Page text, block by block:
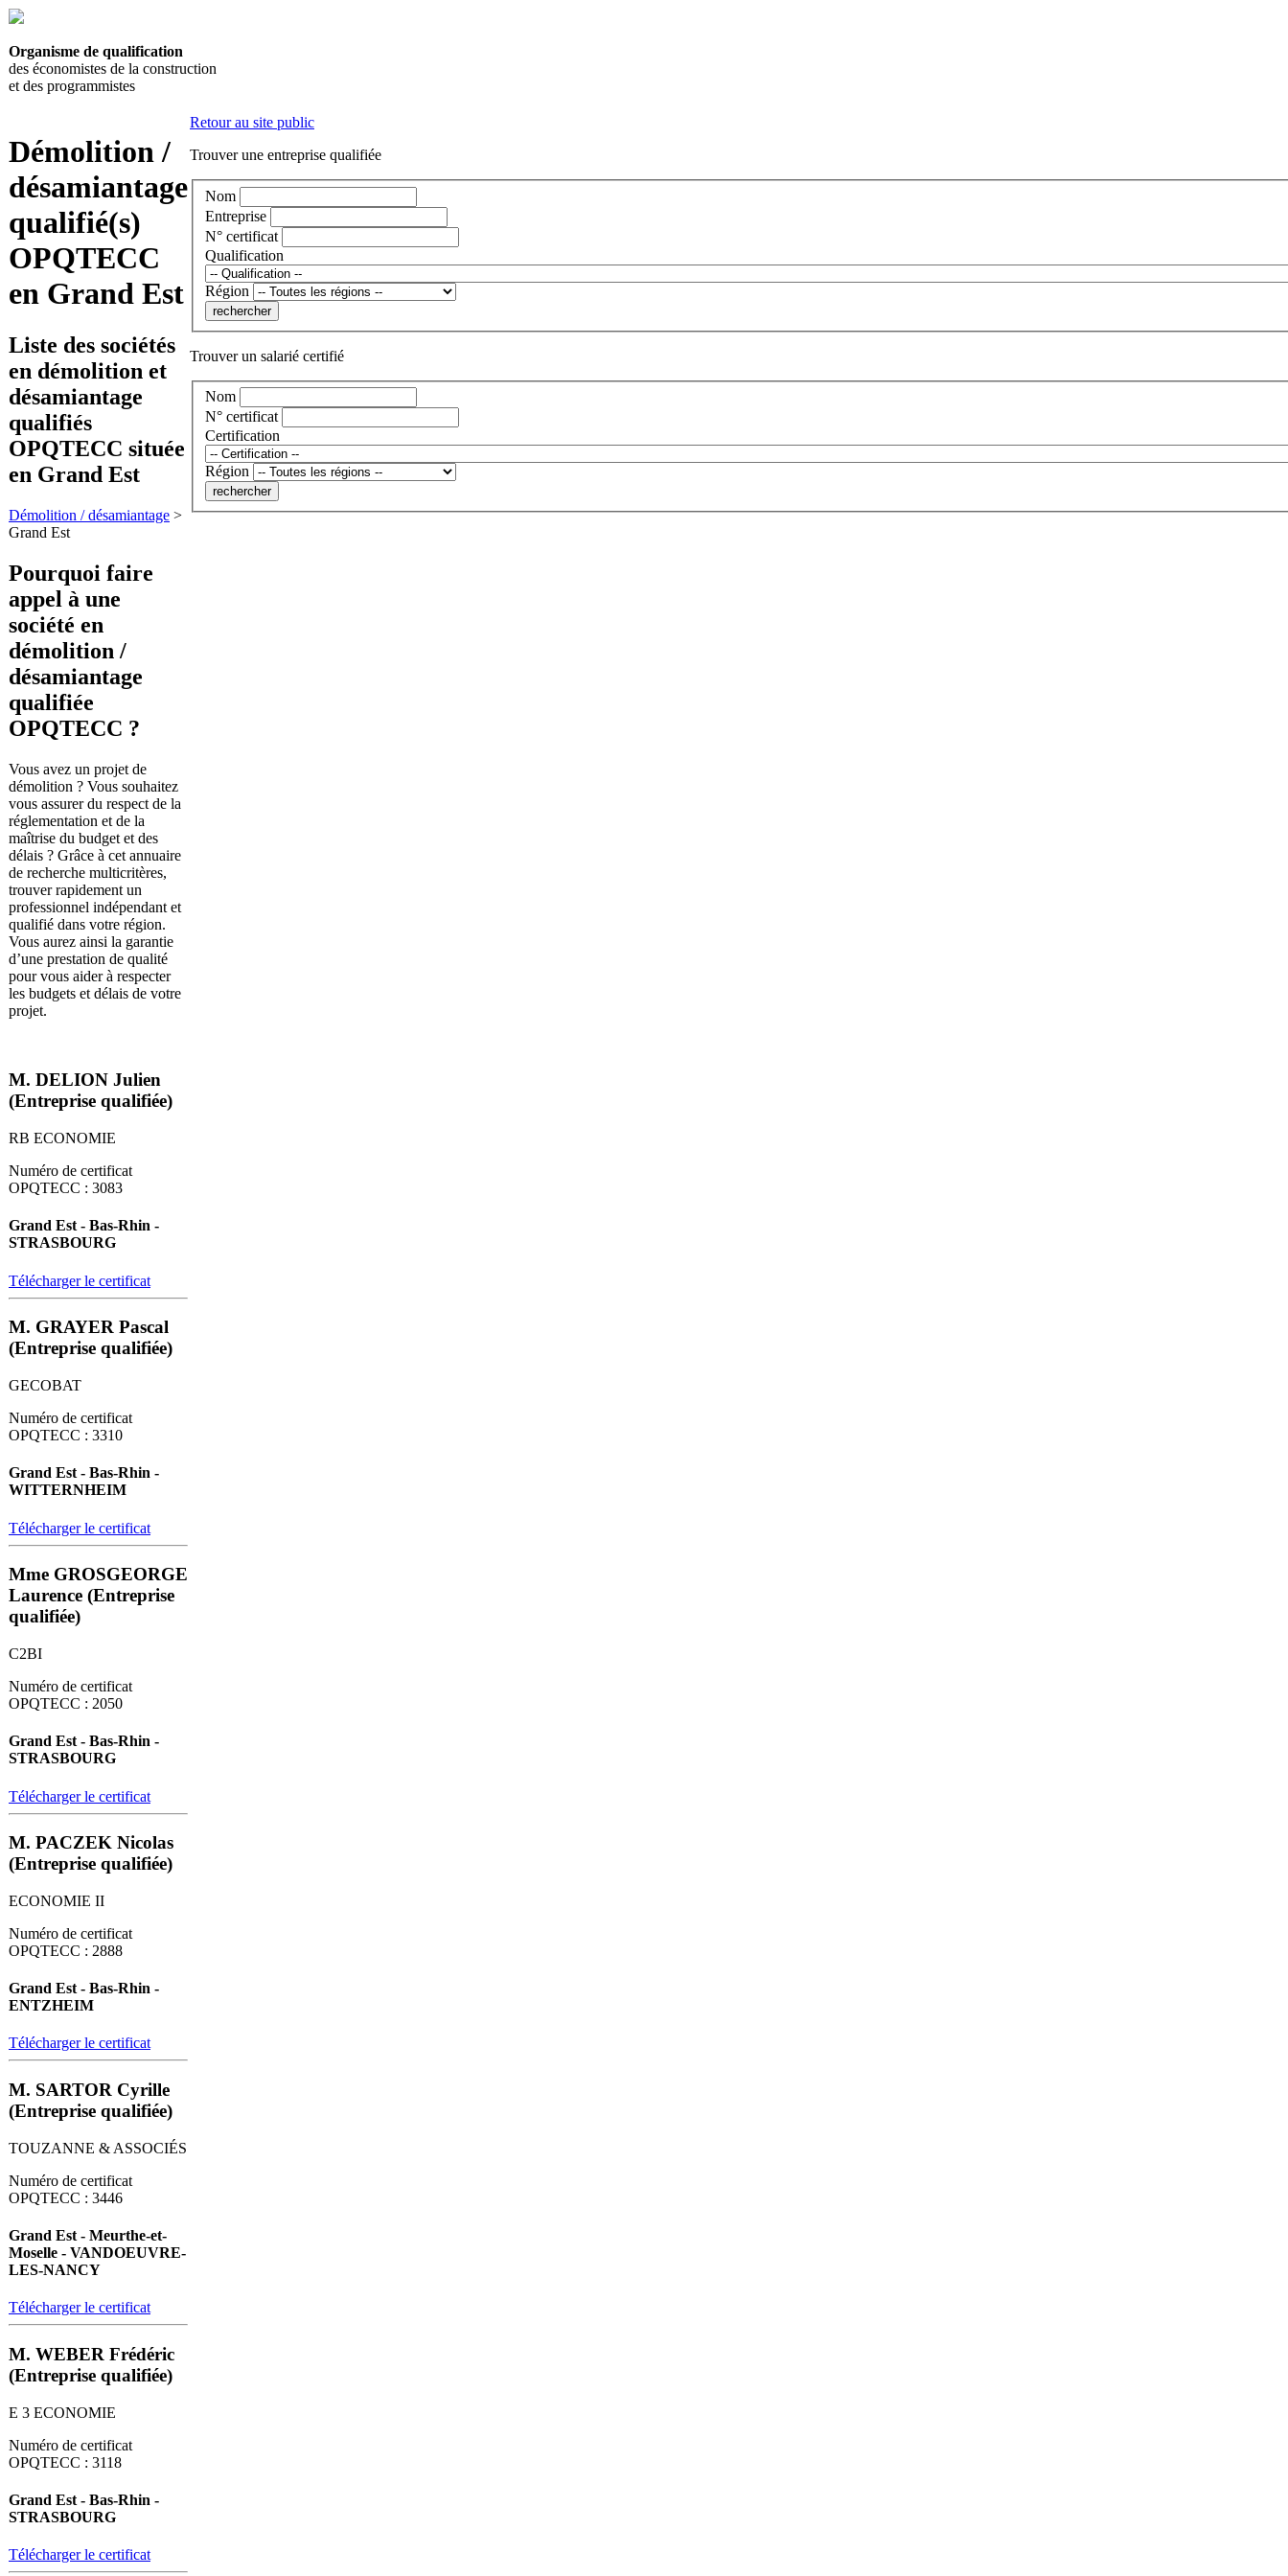
Organisme de qualification
des économistes de la construction
et des programmistes
Démolition /
désamiantage
qualifié(s)
OPQTECC
en Grand Est
Liste des sociétés
en démolition et
désamiantage
qualifiés
OPQTECC située
en Grand Est
Démolition / désamiantage >
Grand Est
Pourquoi faire
appel à une
société en
démolition /
désamiantage
qualifiée
OPQTECC ?
Vous avez un projet de
démolition ? Vous souhaitez
vous assurer du respect de la
réglementation et de la
maîtrise du budget et des
délais ? Grâce à cet annuaire
de recherche multicritères,
trouver rapidement un
professionnel indépendant et
qualifié dans votre région.
Vous aurez ainsi la garantie
d’une prestation de qualité
pour vous aider à respecter
les budgets et délais de votre
projet.
M. DELION Julien
(Entreprise qualifiée)
RB ECONOMIE
Numéro de certificat
OPQTECC : 3083
Grand Est - Bas-Rhin -
STRASBOURG
Télécharger le certificat
M. GRAYER Pascal
(Entreprise qualifiée)
GECOBAT
Numéro de certificat
OPQTECC : 3310
Grand Est - Bas-Rhin -
WITTERNHEIM
Télécharger le certificat
Mme GROSGEORGE
Laurence (Entreprise
qualifiée)
C2BI
Numéro de certificat
OPQTECC : 2050
Grand Est - Bas-Rhin -
STRASBOURG
Télécharger le certificat
M. PACZEK Nicolas
(Entreprise qualifiée)
ECONOMIE II
Numéro de certificat
OPQTECC : 2888
Grand Est - Bas-Rhin -
ENTZHEIM
Télécharger le certificat
M. SARTOR Cyrille
(Entreprise qualifiée)
TOUZANNE & ASSOCIÉS
Numéro de certificat
OPQTECC : 3446
Grand Est - Meurthe-et-
Moselle - VANDOEUVRE-
LES-NANCY
Télécharger le certificat
M. WEBER Frédéric
(Entreprise qualifiée)
E 3 ECONOMIE
Numéro de certificat
OPQTECC : 3118
Grand Est - Bas-Rhin -
STRASBOURG
Télécharger le certificat
Retour au site public
Trouver une entreprise qualifiée
Nom
Entreprise
N° certificat
Qualification
Région
Trouver un salarié certifié
Nom
N° certificat
Certification
Région